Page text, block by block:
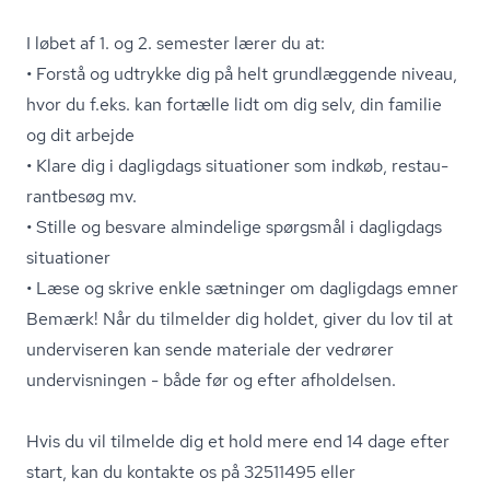
I løbet af 1. og 2. semester lærer du at:
• Forstå og udtrykke dig på helt grundlæggende niveau,
hvor du f.eks. kan fortælle lidt om dig selv, din familie
og dit arbejde
• Klare dig i dagligdags situationer som indkøb, re­stau­
rant­be­søg mv.
• Stille og besvare almindelige spørgsmål i dagligdags
situationer
• Læse og skrive enkle sætninger om dagligdags emner
Bemærk! Når du tilmelder dig holdet, giver du lov til at
underviseren kan sende materiale der vedrører
undervisningen - både før og efter afholdelsen.
Hvis du vil tilmelde dig et hold mere end 14 dage efter
start, kan du kontakte os på 32511495 eller